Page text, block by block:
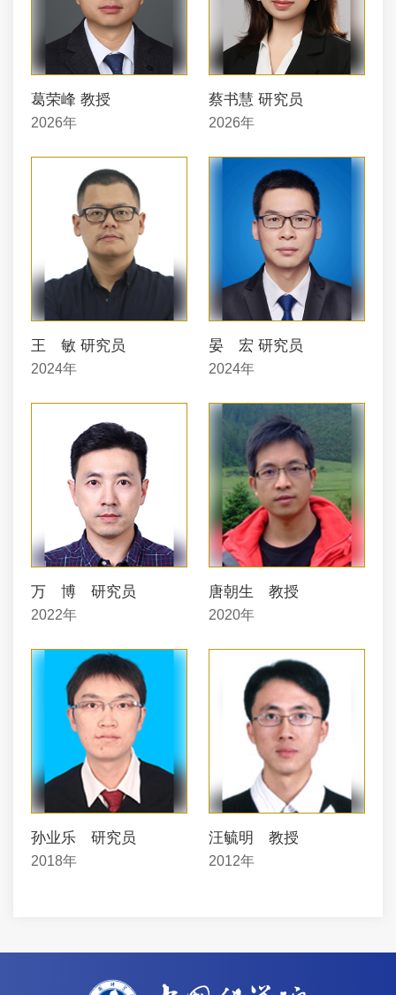
葛荣峰 教授
2026年
蔡书慧 研究员
2026年
王 敏 研究员
2024年
晏 宏 研究员
2024年
万 博 研究员
2022年
唐朝生 教授
2020年
孙业乐 研究员
2018年
汪毓明 教授
2012年